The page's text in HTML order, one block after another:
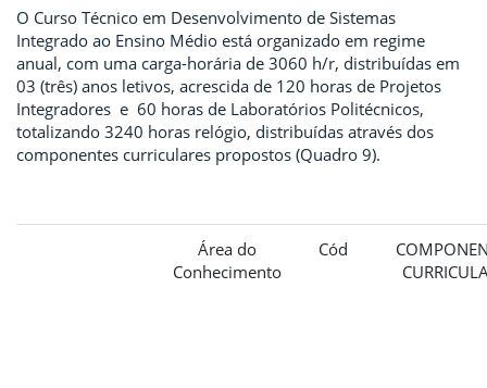
O Curso Técnico em Desenvolvimento de Sistemas
Integrado ao Ensino Médio está organizado em regime
anual, com uma carga-horária de 3060 h/r, distribuídas em
03 (três) anos letivos, acrescida de 120 horas de Projetos
Integradores e 60 horas de Laboratórios Politécnicos,
totalizando 3240 horas relógio, distribuídas através dos
componentes curriculares propostos (Quadro 9).
Área do
Conhecimento
Cód